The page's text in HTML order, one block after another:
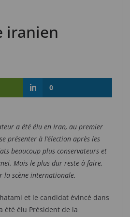
iranien
0
a été élu en Iran, au premier
présenter à l’élection après les
beaucoup plus conservateurs et
Mais le plus dur reste à faire,
la scène internationale.
et le candidat évincé dans
été élu Président de la